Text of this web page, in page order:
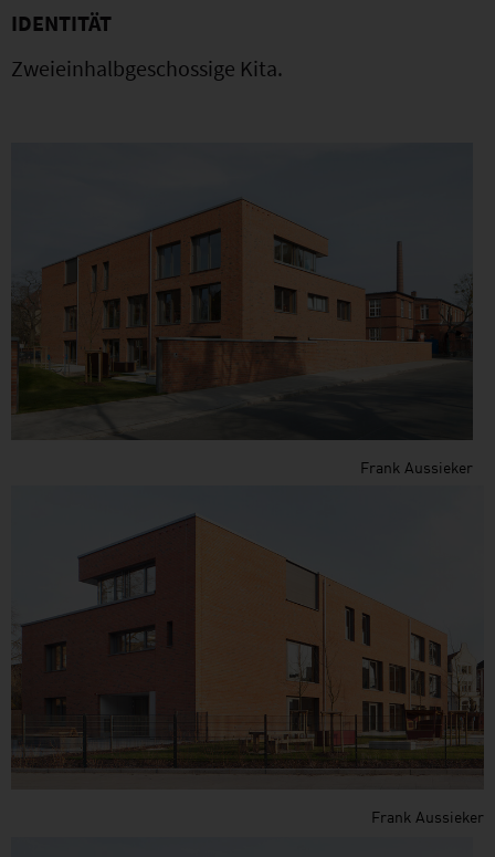
IDENTITÄT
Zweieinhalbgeschossige Kita.
Frank Aussieker
Frank Aussieker